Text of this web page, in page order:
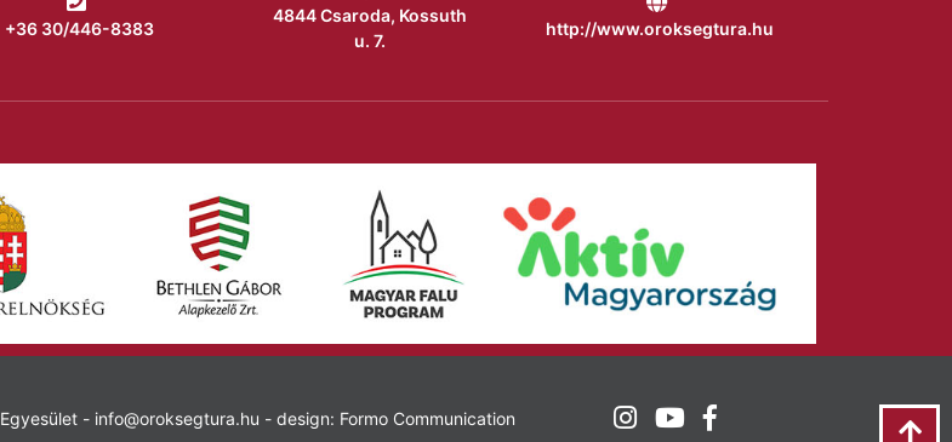
+36 30/446-8383
4844 Csaroda, Kossuth
u. 7.
http://www.oroksegtura.hu
- info@oroksegtura.hu - design: Formo Communication